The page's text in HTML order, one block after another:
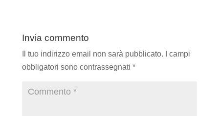
Invia commento
Il tuo indirizzo email non sarà pubblicato.
I campi
obbligatori sono contrassegnati *